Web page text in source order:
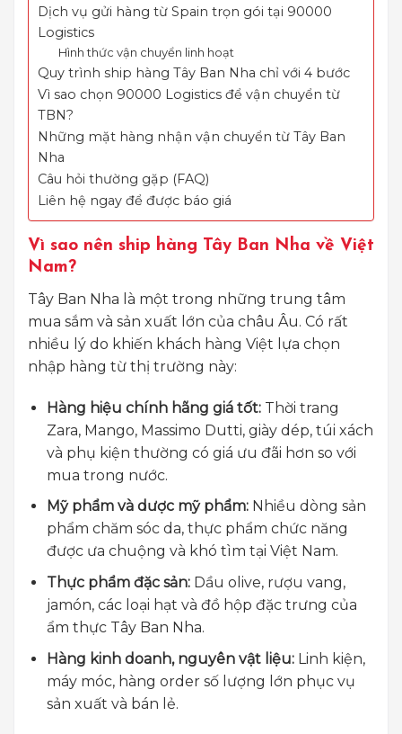
Dịch vụ gửi hàng từ Spain trọn gói tại 90000
Logistics
Hình thức vận chuyển linh hoạt
Quy trình ship hàng Tây Ban Nha chỉ với 4 bước
Vì sao chọn 90000 Logistics để vận chuyển từ
TBN?
Những mặt hàng nhận vận chuyển từ Tây Ban
Nha
Câu hỏi thường gặp (FAQ)
Liên hệ ngay để được báo giá
Vì sao nên ship hàng Tây Ban Nha về Việt
Nam?
Tây Ban Nha là một trong những trung tâm
mua sắm và sản xuất lớn của châu Âu. Có rất
nhiều lý do khiến khách hàng Việt lựa chọn
nhập hàng từ thị trường này:
Hàng hiệu chính hãng giá tốt:Thời trang
Zara, Mango, Massimo Dutti, giày dép, túi xách
và phụ kiện thường có giá ưu đãi hơn so với
mua trong nước.
Mỹ phẩm và dược mỹ phẩm:Nhiều dòng sản
phẩm chăm sóc da, thực phẩm chức năng
được ưa chuộng và khó tìm tại Việt Nam.
Thực phẩm đặc sản:Dầu olive, rượu vang,
jamón, các loại hạt và đồ hộp đặc trưng của
ẩm thực Tây Ban Nha.
Hàng kinh doanh, nguyên vật liệu:Linh kiện,
máy móc, hàng order số lượng lớn phục vụ
sản xuất và bán lẻ.